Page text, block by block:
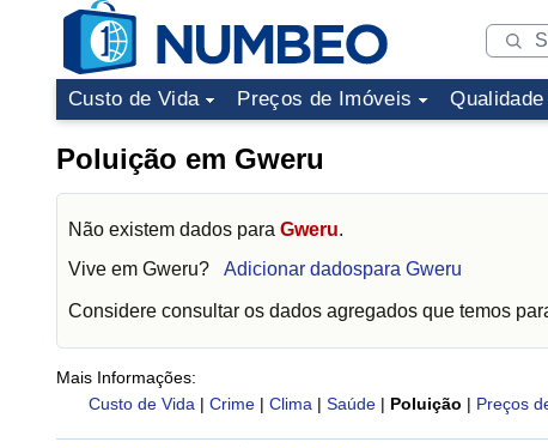
Custo de Vida Preços de Imóveis
Poluição em Gweru
Não existem dados para Gweru.
Vive em Gweru? Adicionar dadospara Gweru
Considere consultar os dados agregados que temos
Mais Informações:
Custo de Vida | Crime | Clima | Saúde | Poluição | Preços